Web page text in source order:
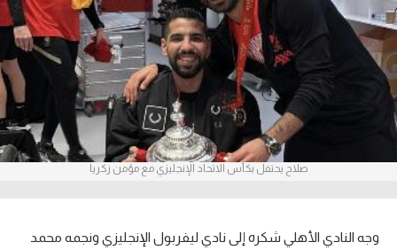
آراء حرة
ركن الألعاب
الدوري المصري
الدوري الإسباني
صلاح يحتفل بكأس الاتحاد الإنجليزي مع مؤمن زكريا
وجه النادي الأهلي شكره إلى نادي ليفربول الإنجليزي ونجمه محمد